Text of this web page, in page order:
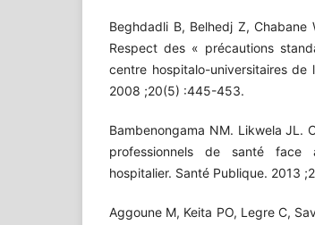
Beghdadli B, Belhedj Z, Chabane
Respect des « précautions
centre hospitalo-universitaires de
2008 ;20(5) :445-453.
Bambenongama NM. Likwela JL.
professionnels de santé face
hospitalier. Santé Publique. 2013
Aggoune M, Keita PO, Legre C,